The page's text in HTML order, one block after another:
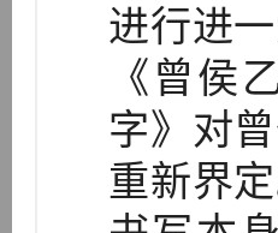
进行进
《曾侯
字》对
重新界